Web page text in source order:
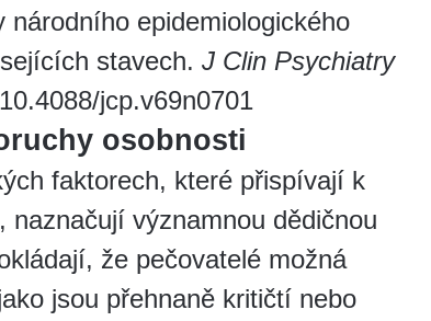
epidemiologického
stavech. J Clin Psychiatry
jcp.v69n0701
osobnosti
faktorech, které přispívají k
naznačují významnou dědičnou
že pečovatelé možná
jsou přehnaně kritičtí nebo